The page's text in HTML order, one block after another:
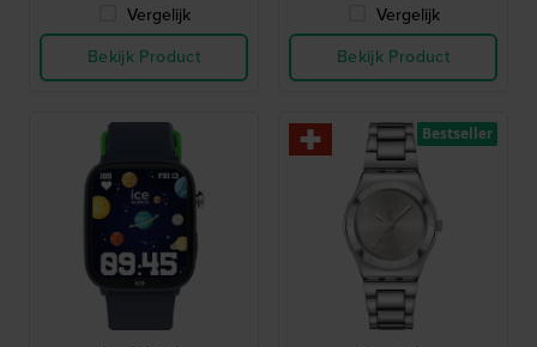
Vergelijk
Bekijk Product
Vergelijk
Bekijk Product
Bestseller